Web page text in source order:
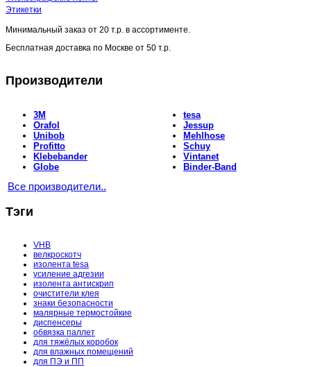
Этикетки
Минимальный заказ от 20 т.р. в ассортименте.
Бесплатная доставка по Москве от 50 т.р.
Производители
3M
Orafol
Unibob
Profitto
Klebebander
Globe
tesa
Jessup
Mehlhose
Schuy
Vintanet
Binder-Band
Все производители..
Тэги
VHB
велкроскотч
изолента tesa
усиление адгезии
изолента антискрип
очистители клея
знаки безопасности
малярные термостойкие
диспенсеры
обвязка паллет
для тяжёлых коробок
для влажных помещений
для ПЭ и ПП